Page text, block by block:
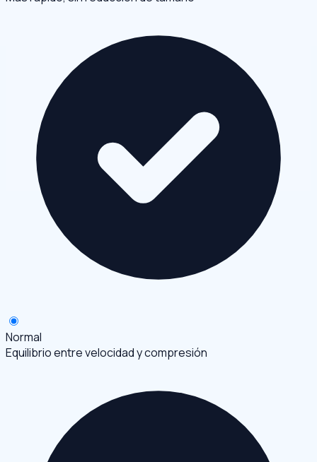
Normal
Equilibrio entre velocidad y compresión